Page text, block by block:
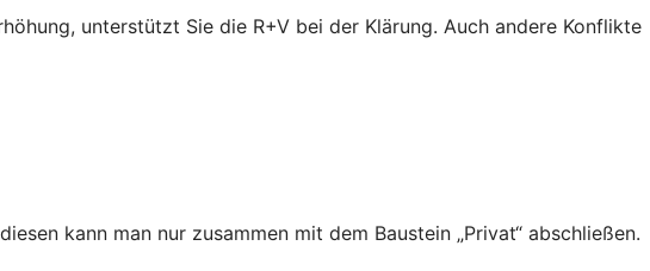
unterstützt Sie die R+V bei der Klärung. Auch andere Konflikte
kann man nur zusammen mit dem Baustein „Privat“ abschließen.